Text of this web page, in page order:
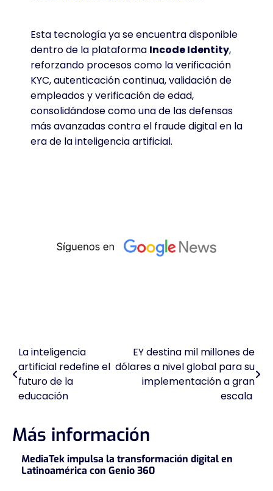
Esta tecnología ya se encuentra disponible
dentro de la plataforma Incode Identity,
reforzando procesos como la verificación
KYC, autenticación continua, validación de
empleados y verificación de edad,
consolidándose como una de las defensas
más avanzadas contra el fraude digital en la
era de la inteligencia artificial.
Navegación
de
entradas
La inteligencia
artificial redefine el
futuro de la
educación
EY destina mil millones de
dólares a nivel global para su
implementación a gran
escala
Más información
MediaTek impulsa la transformación digital en
Latinoamérica con Genio 360